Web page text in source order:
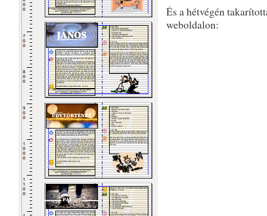
És a hétvégén
weboldalon: